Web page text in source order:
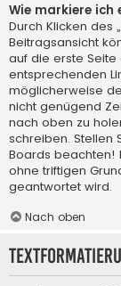
Wie markiere ich
Durch Klicken des
Beitragsansicht
auf die erste Seite
entsprechenden
möglicherweise
nicht genügend
nach oben zu
schreiben. Stellen
Boards beachten!
ohne triftigen
geantwortet wird.
Nach oben